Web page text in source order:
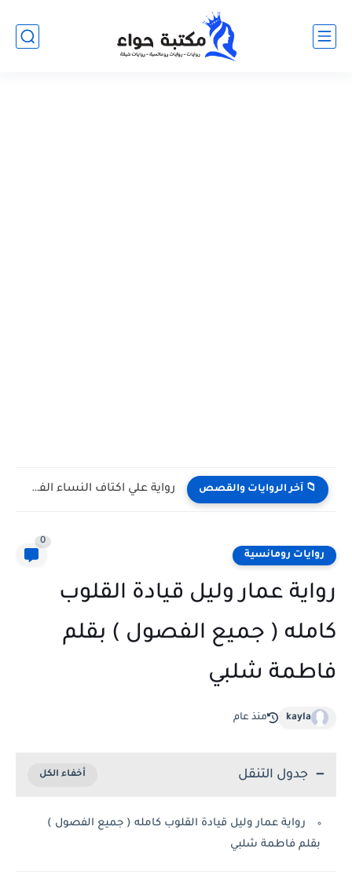
📁 آخر الروايات والقصص رواية علي اكتاف النساء الفصل الثامن 8 بقلم ناديه علي
روايات رومانسية
0
رواية عمار وليل قيادة القلوب
كامله ( جميع الفصول ) بقلم
فاطمة شلبي
kayla منذ عام
جدول التنقل
رواية عمار وليل قيادة القلوب كامله ( جميع الفصول )
بقلم فاطمة شلبي